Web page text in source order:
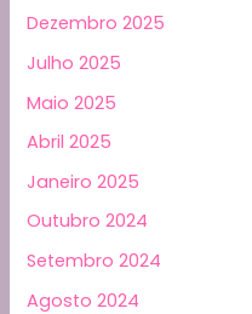
Dezembro 2025
Julho 2025
Maio 2025
Abril 2025
Janeiro 2025
Outubro 2024
Setembro 2024
Agosto 2024